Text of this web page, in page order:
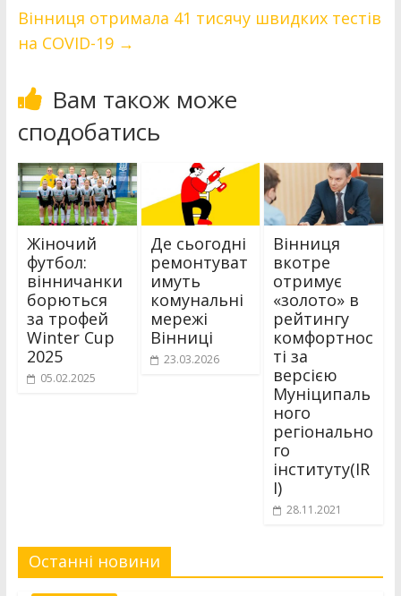
Вінниця отримала 41 тисячу швидких тестів
на COVID-19 →
Вам також може
сподобатись
Жіночий
футбол:
вінничанки
борються
за трофей
Winter Cup
2025
05.02.2025
Де сьогодні
ремонтуват
имуть
комунальні
мережі
Вінниці
23.03.2026
Вінниця
вкотре
отримує
«золото» в
рейтингу
комфортнос
ті за
версією
Муніципаль
ного
регіонально
го
інституту(IR
I)
28.11.2021
Останні новини